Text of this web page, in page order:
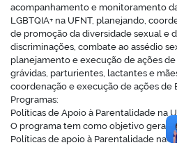
acompanhamento e monitoramento
LGBTQIA+ na UFNT, planejando,
de promoção da diversidade sexual e
discriminações, combate ao assédio
planejamento e execução de ações
grávidas, parturientes, lactantes e
coordenação e execução de ações de
Programas:
Políticas de Apoio à Parentalidade na
O programa tem como objetivo geral
Políticas de apoio à Parentalidade na